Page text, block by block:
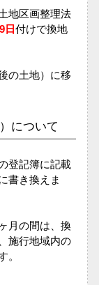
地区画整理法
日付けで換地
の土地）に移
について
登記簿に記載
書き換えま
月の間は、換
施行地域内の
。